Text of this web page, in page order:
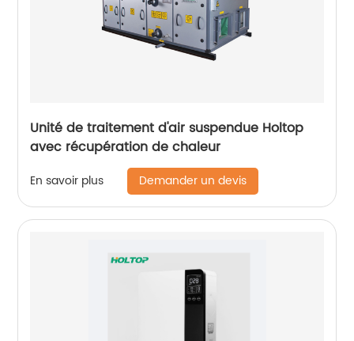
Unité de traitement d'air suspendue Holtop
avec récupération de chaleur
En savoir plus Demander un devis